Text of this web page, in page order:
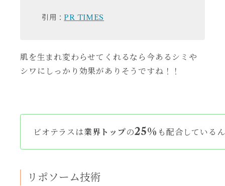
引用：PR TIMES
肌を生まれ変わらせてくれるなら今あるシミや
シワにしっかり効果がありそうですね！！
ビオテラスは業界トップの25％ も配合している
リポソーム技術